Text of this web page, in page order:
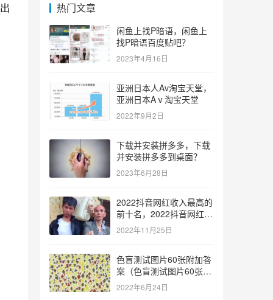
热门文章
闲鱼上找P暗语，闲鱼上
找P暗语百度贴吧？
2023年4月16日
亚洲日本人Av淘宝天堂，
亚洲日本Aⅴ淘宝天堂
2022年9月2日
下载并安装拼多多，下载
并安装拼多多到桌面？
2023年6月28日
2022抖音网红收入最高的
前十名，2022抖音网红收
入最高的前十名有哪些？
2022年11月25日
色盲测试图片60张附加答
案（色盲测试图片60张复
杂）
2022年6月24日